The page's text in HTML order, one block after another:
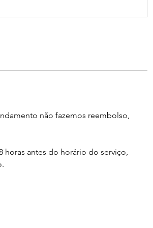
não fazemos reembolso,
horas antes do horário do serviço,